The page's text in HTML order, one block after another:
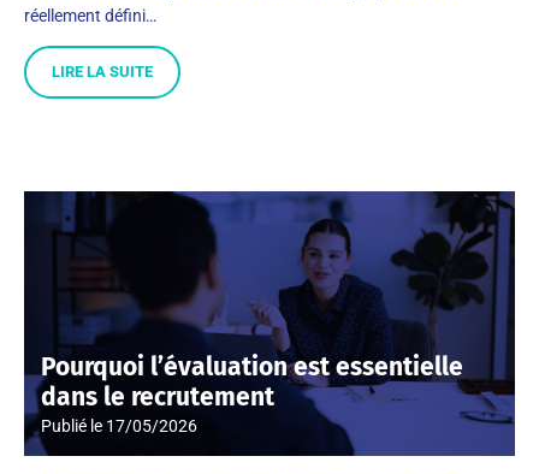
réellement défini…
LIRE LA SUITE
Pourquoi l’évaluation est essentielle
dans le recrutement
Publié le 17/05/2026